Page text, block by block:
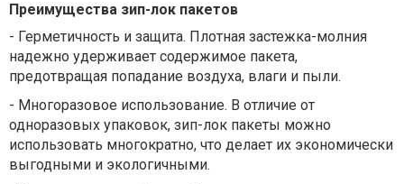
Преимущества зип-лок пакетов
- Герметичность и защита. Плотная застежка-молния
надежно удерживает содержимое пакета,
предотвращая попадание воздуха, влаги и пыли.
- Многоразовое использование. В отличие от
одноразовых упаковок, зип-лок пакеты можно
использовать многократно, что делает их экономически
выгодными и экологичными.